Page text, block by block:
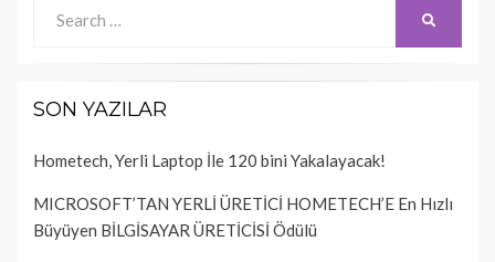
for:
SON YAZILAR
Hometech, Yerli Laptop İle 120 bini Yakalayacak!
MICROSOFT’TAN YERLİ ÜRETİCİ HOMETECH’E En Hızlı
Büyüyen BİLGİSAYAR ÜRETİCİSİ Ödülü